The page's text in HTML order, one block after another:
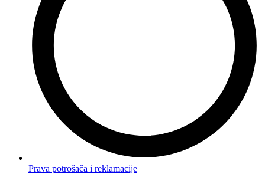
Prava potrošača i reklamacije